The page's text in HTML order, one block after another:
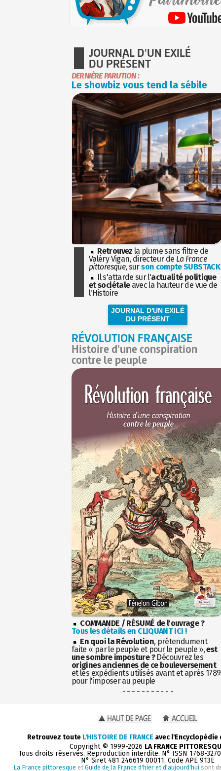
JOURNAL D'UN EXILÉ
DU PRÉSENT
DERNIÈRE PARUTION :
Le showbiz vous tend la sébile
Retrouvez la plume sans filtre de
Valéry Vigan, directeur de La France
pittoresque, surson compte SUBSTACK
Il s'attarde sur l'actualité politique
et sociétaleavec la hauteur de vue de
l'Histoire
JOURNAL D'UN EXILÉ
DU PRÉSENT
RÉVOLUTION FRANÇAISE
Histoire d'une conspiration
contre le peuple
COMMANDE / RÉSUMÉ de l'ouvrage ?
Tous les détails en CLIQUANT ICI !
En quoi la Révolution, prétendument
faite « par le peuple et pour le peuple »,est
une sombre imposture ?Découvrez les
origines anciennes de ce bouleversement
et les expédients utilisés avant et après 1789
pour l'imposer au peuple
- - - - - - - - - - -
Retrouvez toute L'HISTOIRE DE FRANCE avec
Copyright © 1999-2026 LA FRANCE
Tous droits réservés. Reproduction interdite. N° ISSN 1768-
N° Siret 481 246619 00011. Code APE 913E
La France pittoresque et Guide de la France d'hier et d'aujourd'hui sont